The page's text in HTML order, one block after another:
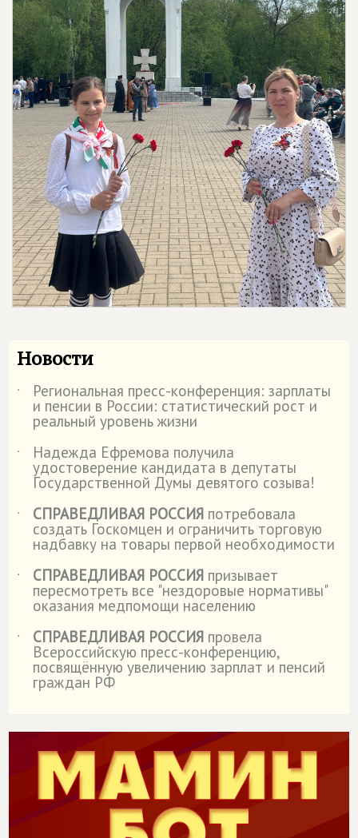
Новости
˙ Региональная пресс-конференция: зарплаты
и пенсии в России: статистический рост и
реальный уровень жизни
˙
Надежда Ефремова получила
удостоверение кандидата в депутаты
Государственной Думы девятого созыва!
˙
СПРАВЕДЛИВАЯ РОССИЯ потребовала
создать Госкомцен и ограничить торговую
надбавку на товары первой необходимости
˙
СПРАВЕДЛИВАЯ РОССИЯ призывает
пересмотреть все "нездоровые нормативы"
оказания медпомощи населению
˙
СПРАВЕДЛИВАЯ РОССИЯ провела
Всероссийскую пресс-конференцию,
посвящённую увеличению зарплат и пенсий
граждан РФ